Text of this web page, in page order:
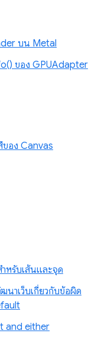
บน Metal
ของ GPUAdapter
ของ Canvas
ำหรับเส้นและจุด
นาเว็บเกี่ยวกับข้อผิด
and either